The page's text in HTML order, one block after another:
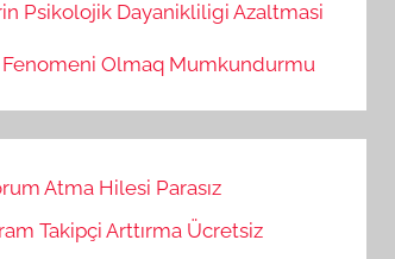
Psikolojik Dayanikliligi Azaltmasi
Olmaq Mumkundurmu
Atma Hilesi Parasız
Takipçi Arttırma Ücretsiz